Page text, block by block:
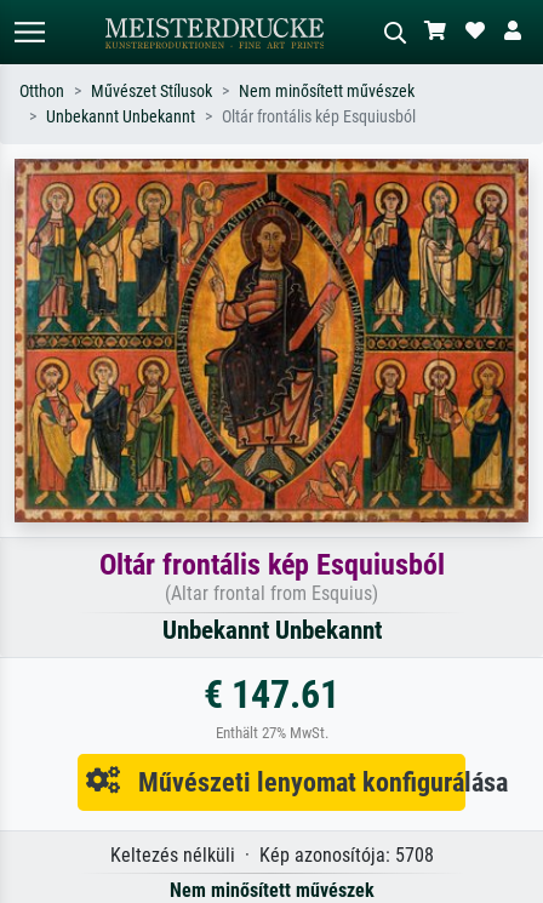
Keressen művész, műcím vagy stílus
szerint – pl. Monet, Csillagos éj,
impresszionizmus, Hokusai-hullám,
akt.
Írja le a jelenetet – pl. zöld rét, sok
piros absztrakt, sötét olajkép, álló akt
egy fa mellett.
Otthon Művészet Stílusok
Nem minősített művészek
Unbekannt Unbekannt
Oltár frontális kép Esquiusból
Oltár frontális kép Esquiusból
(Altar frontal from Esquius)
Unbekannt Unbekannt
€ 147.61
Enthält 27% MwSt.
Művészeti lenyomat konfigurálása
Keltezés nélküli · Kép azonosítója: 5708
Nem minősített művészek